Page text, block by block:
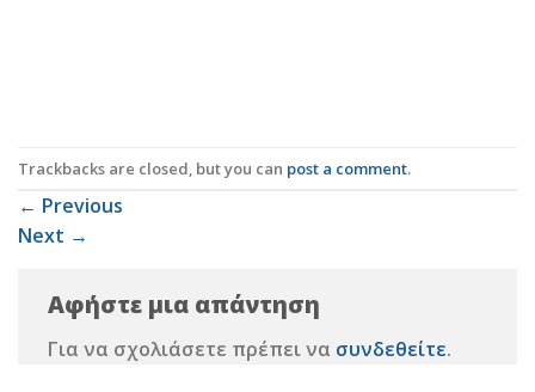
Trackbacks are closed, but you can post a comment.
← Previous
Next →
Αφήστε μια απάντηση
Για να σχολιάσετε πρέπει να συνδεθείτε.